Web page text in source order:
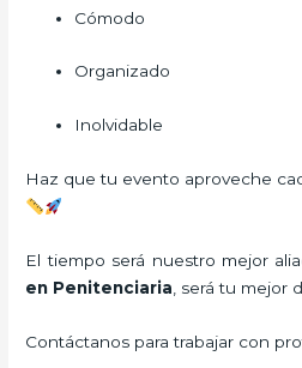
Cómodo
Organizado
Inolvidable
Haz que tu evento aproveche
El tiempo será nuestro mejor
en Penitenciaria , será tu mejor
Contáctanos para trabajar con